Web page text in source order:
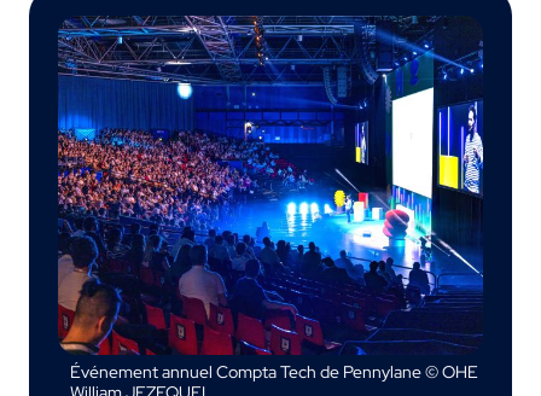
Événement annuel Compta Tech de Pennylane © OHE